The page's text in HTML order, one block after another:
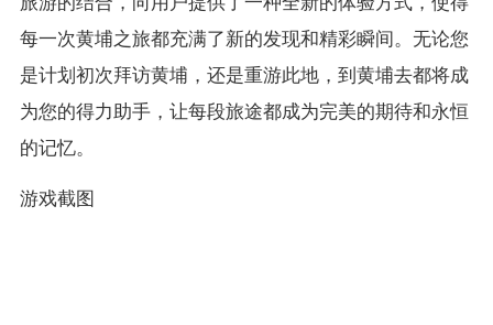
每一次黄埔之旅都充满了新的发现和精彩瞬间。无论您
是计划初次拜访黄埔，还是重游此地，到黄埔去都将成
为您的得力助手，让每段旅途都成为完美的期待和永恒
的记忆。
游戏截图